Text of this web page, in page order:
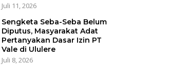
Juli 11, 2026
Sengketa Seba-Seba Belum
Diputus, Masyarakat Adat
Pertanyakan Dasar Izin PT
Vale di Ululere
Juli 8, 2026